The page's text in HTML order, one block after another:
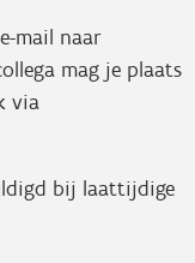
mail naar
mag je plaats
via
bij laattijdige